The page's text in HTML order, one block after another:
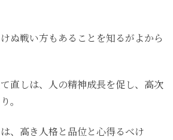
ぬ戦い方もあることを知るがよから
直しは、人の精神成長を促し、高次
。
、高き人格と品位と心得るべけ